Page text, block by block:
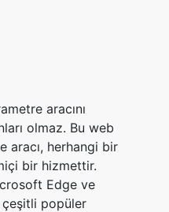
aracını
olmaz. Bu web
aracı, herhangi bir
bir hizmettir.
Edge ve
popüler